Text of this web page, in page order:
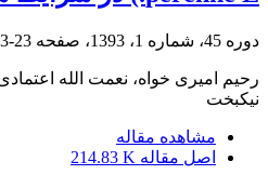
دوره 45، شماره 1، 1393، صفحه 23-33
رحیم امیری خواه، نعمت الله
نیکبخت
مشاهده مقاله
اصل مقاله 214.83 K